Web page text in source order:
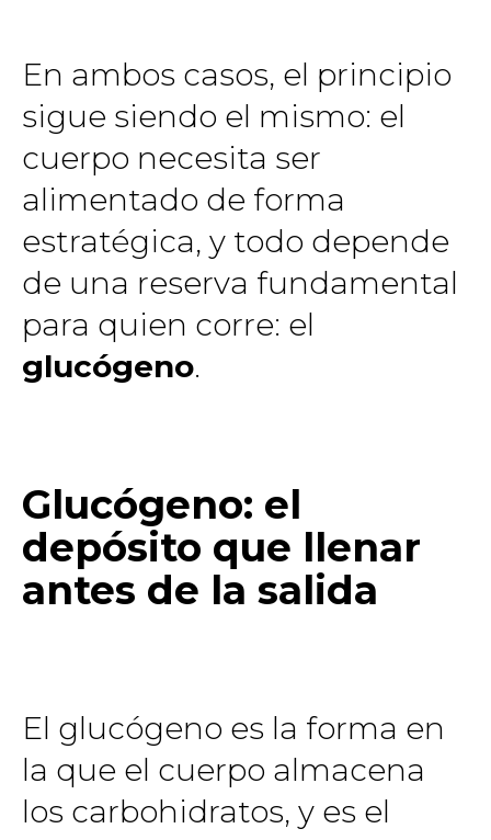
En ambos casos, el principio
sigue siendo el mismo: el
cuerpo necesita ser
alimentado de forma
estratégica, y todo depende
de una reserva fundamental
para quien corre: el
glucógeno.
Glucógeno: el
depósito que llenar
antes de la salida
El glucógeno es la forma en
la que el cuerpo almacena
los carbohidratos, y es el